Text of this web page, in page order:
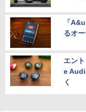
「
るオ
エン
e
く